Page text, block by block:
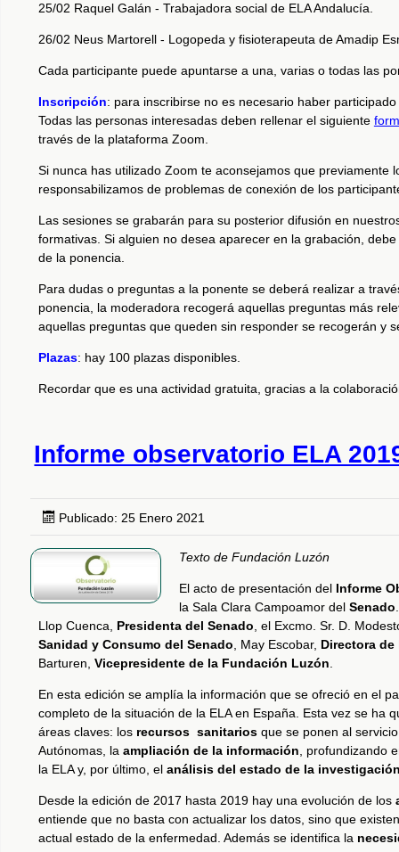
25/02 Raquel Galán - Trabajadora social de ELA Andalucía.
26/02 Neus Martorell - Logopeda y fisioterapeuta de Amadip
Cada participante puede apuntarse a una, varias o todas las
Inscripción: para inscribirse no es necesario haber
Todas las personas interesadas deben rellenar el siguiente
través de la plataforma Zoom.
Si nunca has utilizado Zoom te aconsejamos que previamente
responsabilizamos de problemas de conexión de los
Las sesiones se grabarán para su posterior difusión en
formativas. Si alguien no desea aparecer en la grabación,
de la ponencia.
Para dudas o preguntas a la ponente se deberá realizar a
ponencia, la moderadora recogerá aquellas preguntas más
aquellas preguntas que queden sin responder se recogerán y
Plazas: hay 100 plazas disponibles.
Recordar que es una actividad gratuita, gracias a la
Informe observatorio ELA
Publicado: 25 Enero 2021
Texto de Fundación Luzón
El acto de presentación del Informe
la Sala Clara Campoamor delSenado
Llop Cuenca, Presidenta del Senado, el Excmo. Sr. D.
Sanidad y Consumo del Senado, May Escobar, Directora
Barturen, Vicepresidente de la Fundación Luzón.
En esta edición se amplía la información que se ofreció en el
completo de la situación de la ELA en España. Esta vez se ha
áreas claves: los recursos sanitariosque se ponen al
Autónomas, la ampliación de la información, profundizando
la ELA y, por último, el análisis del estado de la
Desde la edición de 2017 hasta 2019 hay una evolución de los
entiende que no basta con actualizar los datos, sino que
actual estado de la enfermedad. Además se identifica la